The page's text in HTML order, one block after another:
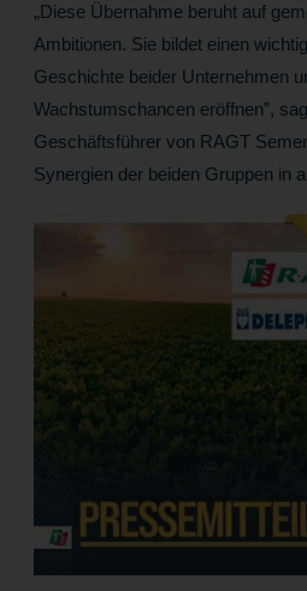
„Diese Übernahme beruht auf
Ambitionen. Sie bildet einen
Geschichte beider Unternehmen
Wachstumschancen eröffnen”,
Geschäftsführer von RAGT
Synergien der beiden Gruppen in